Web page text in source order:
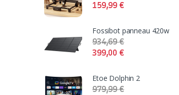
159,99€
Fossibot panneau 420w
399,00€
934,69€
Etoe Dolphin 2
979,99€